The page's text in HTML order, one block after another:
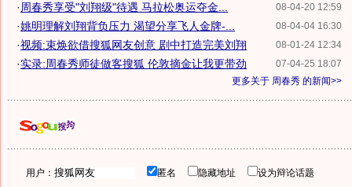
08-04-20 12:59
· 周春秀享受"刘翔级"待遇 马拉松奥运夺金...
08-04-04 16:30
·姚明理解刘翔背负压力 渴望分享飞人金牌-...
08-01-24 12:34
·视频:束焕欲借搜狐网友创意 剧中打造完美刘翔
07-04-25 18:07
·实录:周春秀师徒做客搜狐 伦敦摘金让我更带劲
更多关于 周春秀 的新闻>>
用户： 匿名 隐藏地址
设为辩论话题